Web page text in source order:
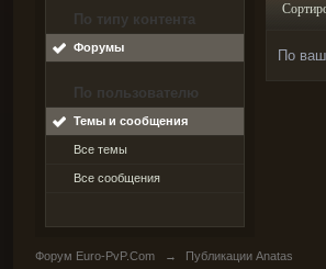
По типу контента
Форумы
По пользователю
Темы и сообщения
Все темы
Все сообщения
По
Форум Euro-PvP.Com → Публикации Anatas